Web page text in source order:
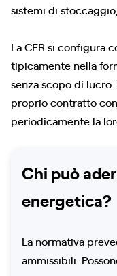
sistemi di
La CER si configura
tipicamente nella
senza scopo di
proprio contratto
periodicamente la
Chi può
energetica?
La normativa
ammissibili.